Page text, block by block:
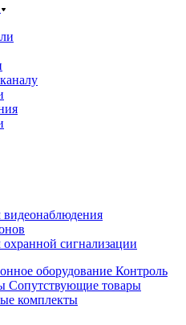
сигнализации
оборудование Контроль
Сопутствующие товары
комплекты